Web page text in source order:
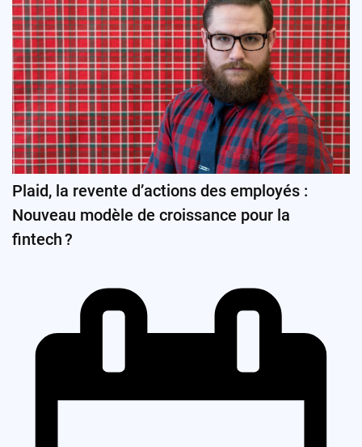
Plaid, la revente d’actions des employés :
Nouveau modèle de croissance pour la
fintech ?